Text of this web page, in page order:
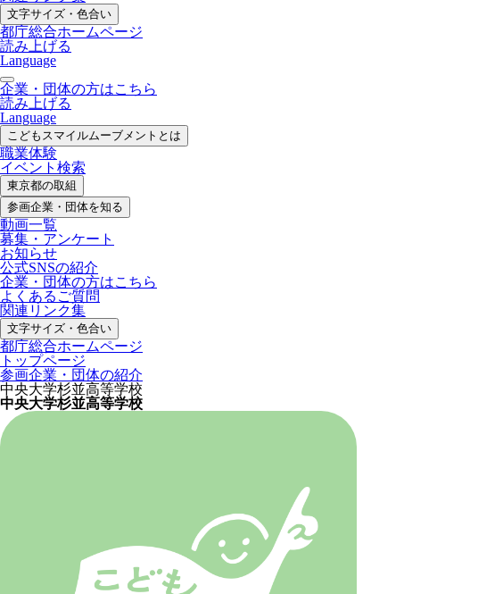
文字サイズ・色合い
都庁総合ホームページ
読み上げる
Language
企業・団体の方はこちら
読み上げる
Language
こどもスマイルムーブメントとは
職業体験
イベント検索
東京都の取組
参画企業・ 団体を知る
動画一覧
募集・ アンケート
お知らせ
公式SNSの紹介
企業・団体の方はこちら
よくあるご質問
関連リンク集
文字サイズ・色合い
都庁総合ホームページ
トップページ
参画企業・団体の紹介
中央大学杉並高等学校
中央大学杉並高等学校